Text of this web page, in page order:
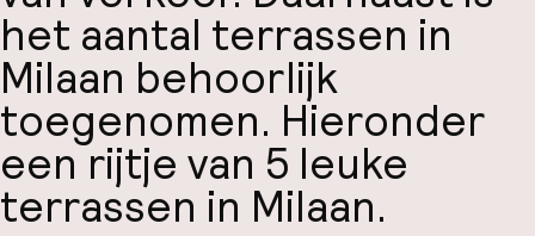
het aantal terrassen in
Milaan behoorlijk
toegenomen. Hieronder
een rijtje van 5 leuke
terrassen in Milaan.